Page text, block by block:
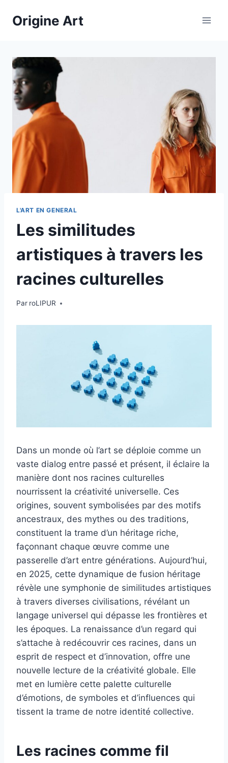
Origine Art
L'ART EN GENERAL
Les similitudes
artistiques à travers les
racines culturelles
Par roLIPUR
Dans un monde où l’art se déploie comme un
vaste dialog entre passé et présent, il éclaire la
manière dont nos racines culturelles
nourrissent la créativité universelle. Ces
origines, souvent symbolisées par des motifs
ancestraux, des mythes ou des traditions,
constituent la trame d’un héritage riche,
façonnant chaque œuvre comme une
passerelle d’art entre générations. Aujourd’hui,
en 2025, cette dynamique de fusion héritage
révèle une symphonie de similitudes artistiques
à travers diverses civilisations, révélant un
langage universel qui dépasse les frontières et
les époques. La renaissance d’un regard qui
s’attache à redécouvrir ces racines, dans un
esprit de respect et d’innovation, offre une
nouvelle lecture de la créativité globale. Elle
met en lumière cette palette culturelle
d’émotions, de symboles et d’influences qui
tissent la trame de notre identité collective.
Les racines comme fil